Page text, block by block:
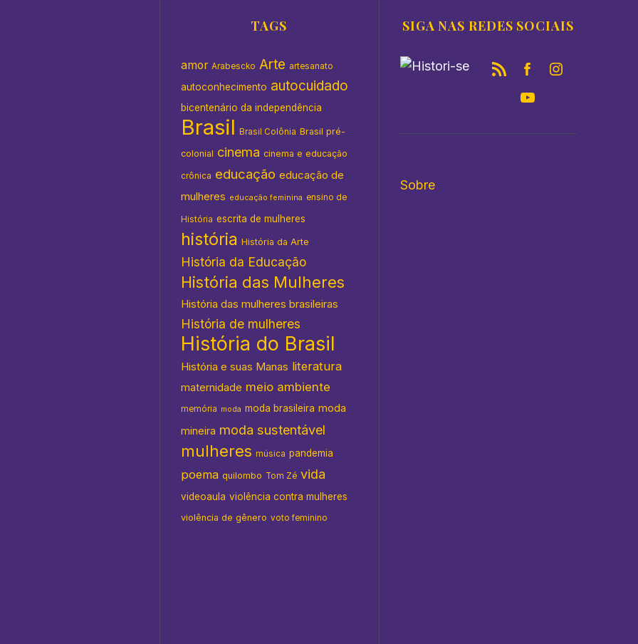
TAGS
amor Arabescko Arte artesanato
autoconhecimento autocuidado
bicentenário da independência
Brasil Brasil Colônia Brasil pré-
colonial cinema cinema e educação
crônica educação educação de
mulheres educação feminina ensino de
História escrita de mulheres
história História da Arte
História da Educação
História das Mulheres
História das mulheres brasileiras
História de mulheres
História do Brasil
História e suas Manas literatura
maternidade meio ambiente
memória moda moda brasileira moda
mineira moda sustentável
mulheres música pandemia
poema quilombo Tom Zé vida
videoaula violência contra mulheres
violência de gênero voto feminino
SIGA NAS REDES SOCIAIS
Sobre